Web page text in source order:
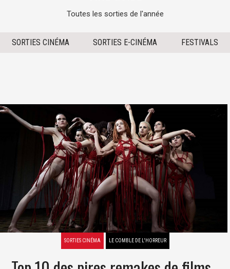
Toutes les sorties de l'année
SORTIES CINÉMA SORTIES E-CINÉMA FESTIVALS
SORTIES CINÉMA LE COMBLE DE L'HORREUR